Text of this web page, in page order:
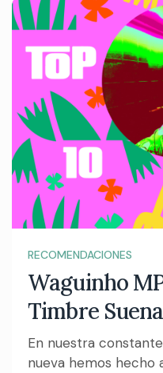
RECOMENDACIONES
Waguinho
Timbre
En nuestra
nueva hemos hecho